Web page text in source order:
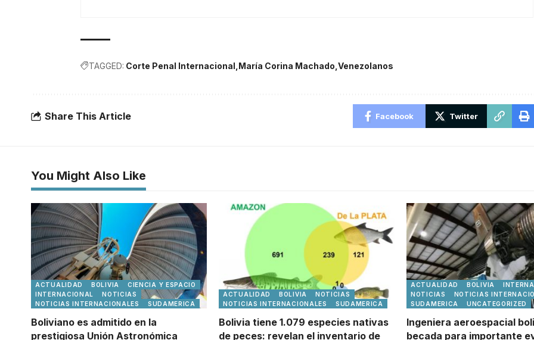
TAGGED: Corte Penal Internacional María Corina Machado Venezolanos
Share This Article Facebook Twitter
You Might Also Like
ACTUALIDAD BOLIVIA
CIENCIA Y ESPACIO
INTERNACIONAL
NOTICIAS
NOTICIAS INTERNACIONALES
SUDAMERICA
Boliviano es admitido en la
prestigiosa Unión Astronómica
ACTUALIDAD BOLIVIA
NOTICIAS
NOTICIAS INTERNACIONALES
SUDAMERICA
Bolivia tiene 1.079 especies nativas
de peces: revelan el inventario de
ACTUALIDAD BOLIVIA
NOTICIAS
NOTICIAS
SUDAMERICA
UNCATEGORIZED
Ingeniera aeroespacial
becada para importante